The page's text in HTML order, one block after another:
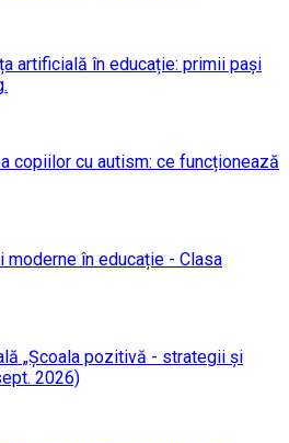
artificială în educație: primii pași
copiilor cu autism: ce funcționează
moderne în educație - Clasa
„Școala pozitivă - strategii și
2026)